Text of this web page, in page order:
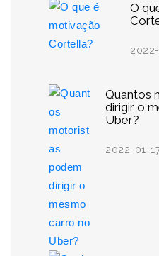
O
Quantos
dirigir o
Uber?
2022-01-